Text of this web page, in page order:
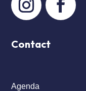
Contact
Agenda